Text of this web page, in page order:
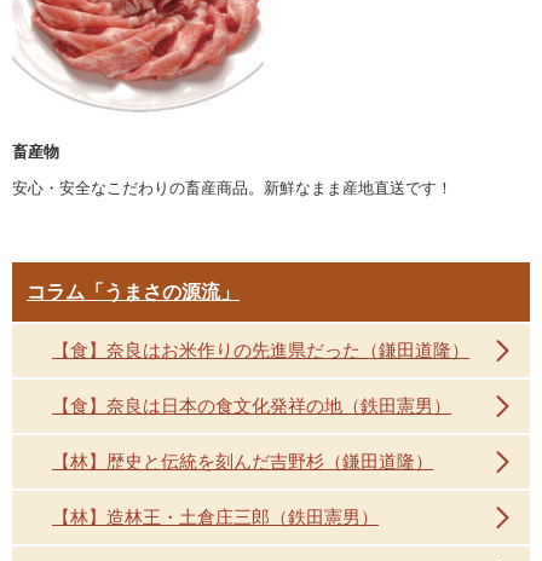
畜産物
安心・安全なこだわりの畜産商品。新鮮なまま産地直送です！
コラム「うまさの源流」
【食】奈良はお米作りの先進県だった（鎌田道隆）
【食】奈良は日本の食文化発祥の地（鉄田憲男）
【林】歴史と伝統を刻んだ吉野杉（鎌田道隆）
【林】造林王・土倉庄三郎（鉄田憲男）